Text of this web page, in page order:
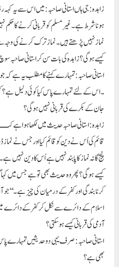
زاہدہ: جی ہاں استانی صاحبہ: میں اس سے یہ
ہونا شر ط ہے۔ غیر مسلم کو قربانی کرنے کا
نماز نہیں پڑھتے ہیں۔نماز ترک کرنے کی وجہ
کیسے ہوگی ؟ زاہدہ کی بات سن کر استانی صاحبہ
استانی صاحبہ: تمہارے کہنے کا مطلب یہ ہے کہ
۔اس کے لئے تمہارے پاس کیاکوئی دلیل ہے ؟ کس
جان کے بکرے کی قربانی نہیں ہوگی ؟
زاہدہ: استانی صاحبہ حدیث میں لکھا ہوا ہے
قائم کی اُس نے دین کو قائم کیا اور جس نے
پنج گانہ نماز کا پابند نہیں ہے اُس کا دین نہیں
کیسے ہوگی ؟ پھر وہ حدیث بھی تو ہے جس میں
کرنا بندگی اور کفر کے درمیان کی چیز
اسلام کے دائرے سے نکل کر کفر کے دائرے میں
آدمی کی قربانی کیسے ہوسکتی ؟
استانی صاحبہ: صرف یہی دو حدیثیں تمہارے
بھی ہے ؟